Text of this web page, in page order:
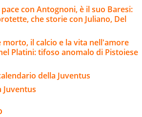
con Antognoni, è il suo Baresi:
che storie con Juliano, Del
morto, il calcio e la vita nell'amore
Platini: tifoso anomalo di Pistoiese
della Juventus
Juventus